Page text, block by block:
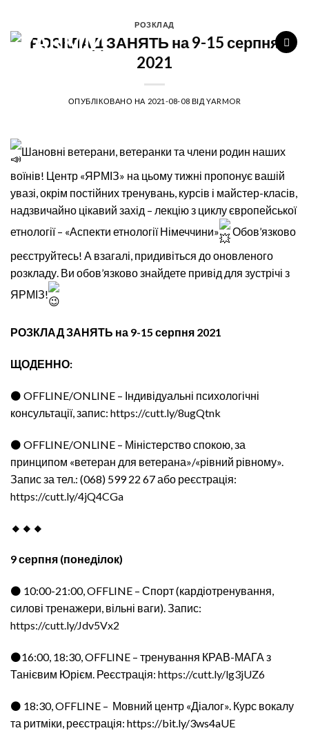
вмісту
РОЗКЛАД
РОЗКЛАД ЗАНЯТЬ на 9-15 серпня
2021
ОПУБЛІКОВАНО НА 2021-08-08 ВІД YARMOR
Шановні ветерани, ветеранки та члени родин наших
воїнів! Центр​ «ЯРМІЗ​» на цьому тижні пропонує вашій
увазі, окрім постійних тренувань, курсів і майстер-класів,
​​​надзвичайно цікавий захід – лекцію з циклу європейської
етнології – ​«Аспекти етнології Німеччини​»​
Обов’язково
реєструйтесь! А взагалі, придивіться до оновленого
розкладу. Ви обов’язково знайдете привід для зустрічі з
ЯРМІЗ!
РОЗКЛАД ЗАНЯТЬ на 9-15 серпня 2021
ЩОДЕННО:
⚫ OFFLINE/ONLINE – Індивідуальні психологічні
консультації, запис: https://cutt.ly/8ugQtnk
⚫ OFFLINE/ONLINE – Міністерство спокою, за
принципом «ветеран для ветерана»/«рівний рівному».
Запис за тел.: (068) 599 22 67 або реєстрація:
https://cutt.ly/4jQ4CGa
🔸🔸🔸
9 серпня (понеділок)
⚫ 10:00-21:00, OFFLINE – Спорт (кардіотренування,
силові тренажери, вільні ваги). Запис:
https://cutt.ly/Jdv5Vx2
⚫16:00, 18:30, OFFLINE – тренування КРАВ-МАГА з
Танієвим Юрієм. Реєстрація: https://cutt.ly/lg3jUZ6
⚫ 18:30, OFFLINE – Мовний центр «Діалог». Курс вокалу
та ритміки, реєстрація: https://bit.ly/3ws4aUE